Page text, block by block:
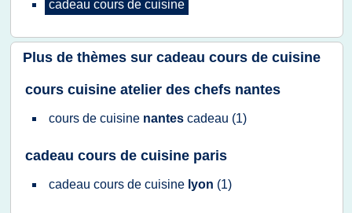
cadeau cours de cuisine
Plus de thèmes sur cadeau cours de cuisine
cours cuisine atelier des chefs nantes
cours de cuisine nantes cadeau (1)
cadeau cours de cuisine paris
cadeau cours de cuisine lyon (1)